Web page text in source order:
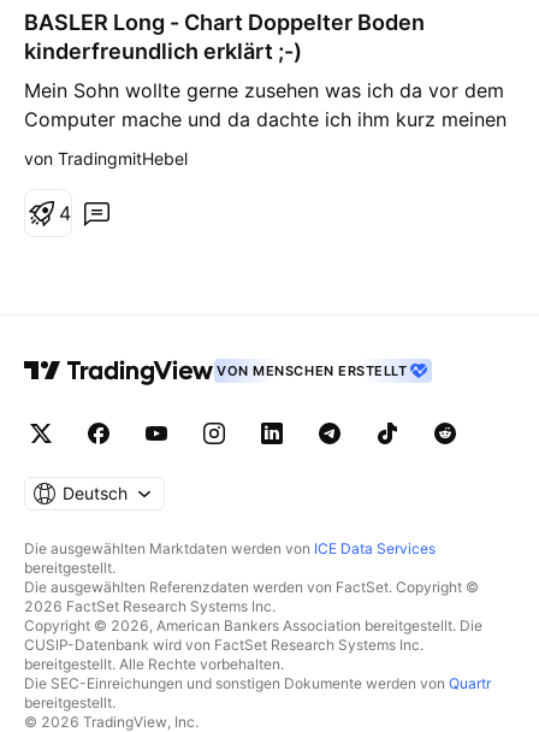
BASLER Long - Chart Doppelter Boden
kinderfreundlich erklärt ;-)
Mein Sohn wollte gerne zusehen was ich da vor dem
Computer mache und da dachte ich ihm kurz meinen
trade zu erklären ;-) Viel Spass beim zuschauen.
n
g
von TradingmitHebel
4
VON MENSCHEN ERSTELLT
Deutsch
Die ausgewählten Marktdaten werden von ICE Data Services
bereitgestellt.
Die ausgewählten Referenzdaten werden von FactSet. Copyright ©
2026 FactSet Research Systems Inc.
Copyright © 2026, American Bankers Association bereitgestellt. Die
CUSIP-Datenbank wird von FactSet Research Systems Inc.
bereitgestellt. Alle Rechte vorbehalten.
Die SEC-Einreichungen und sonstigen Dokumente werden von Quartr
bereitgestellt.
© 2026 TradingView, Inc.